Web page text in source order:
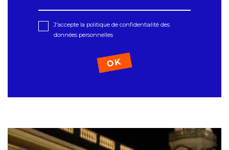
J'accepte la politique de confidentialité des
données personnelles